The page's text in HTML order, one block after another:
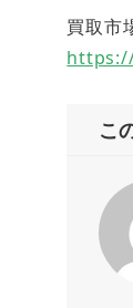
買取市
こ